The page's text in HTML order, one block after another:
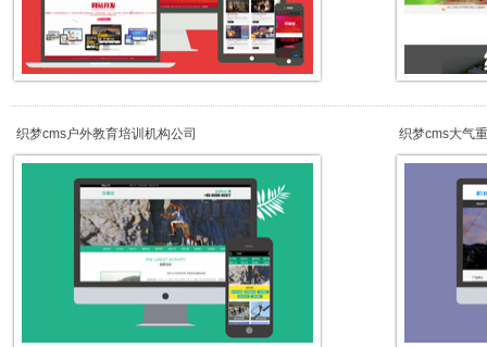
织梦cms户外教育培训机构公司 织梦cms大气